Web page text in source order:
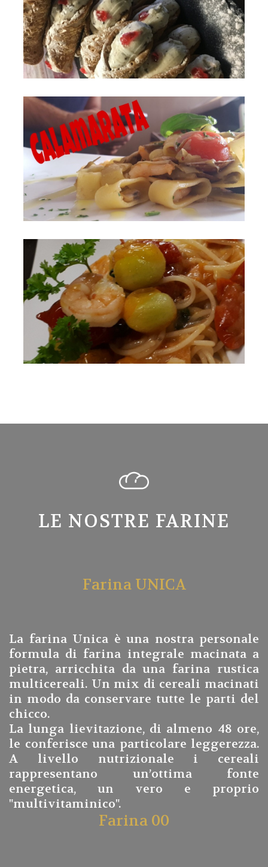
LE NOSTRE FARINE
Farina UNICA
La farina Unica è una nostra personale
formula di farina integrale macinata a
pietra, arricchita da una farina rustica
multicereali. Un mix di cereali macinati
in modo da conservare tutte le parti del
chicco.
La lunga lievitazione, di almeno 48 ore,
le conferisce una particolare leggerezza.
A livello nutrizionale i cereali
rappresentano un’ottima fonte
energetica, un vero e proprio
"multivitaminico".
Farina 00